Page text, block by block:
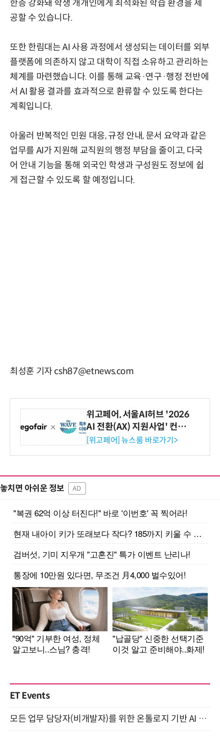
한층 강화돼 학생 개개인에게 최적화된 학습 환경을 제
공할 수 있습니다.
또한 한림대는 AI 사용 과정에서 생성되는 데이터를 외부
플랫폼에 의존하지 않고 대학이 직접 소유하고 관리하는
체계를 마련했습니다. 이를 통해 교육·연구·행정 전반에
서 AI 활용 결과를 효과적으로 환류할 수 있도록 한다는
계획입니다.
아울러 반복적인 민원 대응, 규정 안내, 문서 요약과 같은
업무를 AI가 지원해 교직원의 행정 부담을 줄이고, 다국
어 안내 기능을 통해 외국인 학생과 구성원도 정보에 쉽
게 접근할 수 있도록 할 예정입니다.
최성훈 기자 csh87@etnews.com
위고페어, 서울AI허브 '2026
AI 전환(AX) 지원사업' 컨소
시엄 선정
[위고페어] 뉴스룸 바로가기>
놓치면 아쉬운 정보 AD
ET Events
모든 업무 담당자(비개발자)를 위한 온톨로지 기반 AI 지식체계 설계 1-day 워크숍 8월 20일 개최